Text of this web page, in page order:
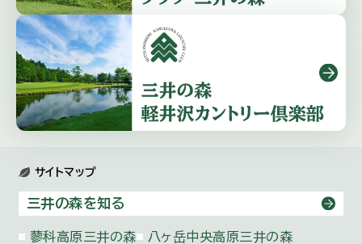
サイトマップ
三井の森を知る
蓼科高原三井の森
八ヶ岳中央高原三井の森